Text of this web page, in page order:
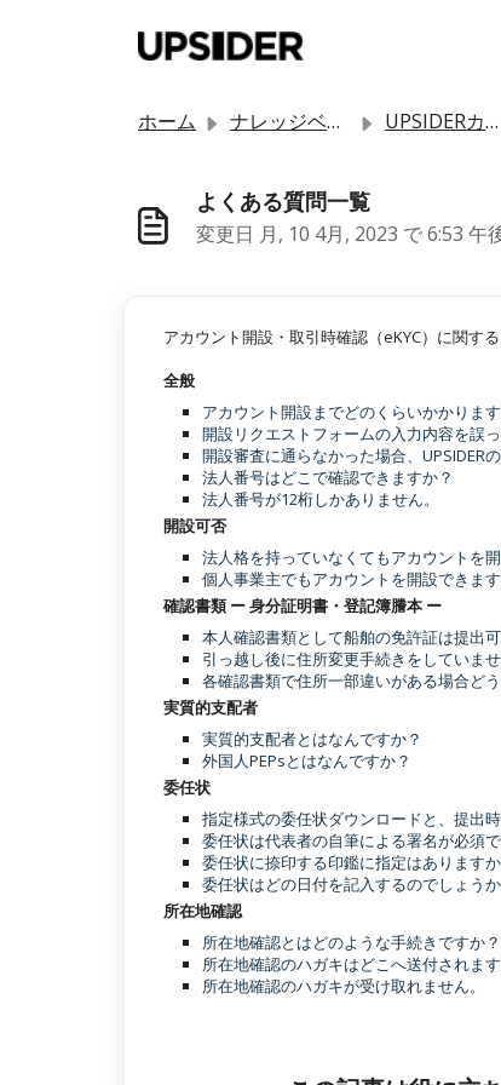
ホーム ナレッジベース UPSIDERカードを始める
よくある質問一覧
変更日 月, 10 4月, 2023 で 6:53 午
アカウント開設・取引時確認（eKYC）に関する
全般
アカウント開設までどのくらいかかりま
開設リクエストフォームの入力内容を誤
開設審査に通らなかった場合、UPSIDER
法人番号はどこで確認できますか？
法人番号が12桁しかありません。
開設可否
法人格を持っていなくてもアカウントを
個人事業主でもアカウントを開設できま
確認書類 ー 身分証明書・登記簿謄本 ー
本人確認書類として船舶の免許証は提出
引っ越し後に住所変更手続きをしていませ
各確認書類で住所一部違いがある場合ど
実質的支配者
実質的支配者とはなんですか？
外国人PEPsとはなんですか？
委任状
指定様式の委任状ダウンロードと、提出
委任状は代表者の自筆による署名が必須
委任状に捺印する印鑑に指定はあります
委任状はどの日付を記入するのでしょう
所在地確認
所在地確認とはどのような手続きですか？
所在地確認のハガキはどこへ送付されま
所在地確認のハガキが受け取れません。